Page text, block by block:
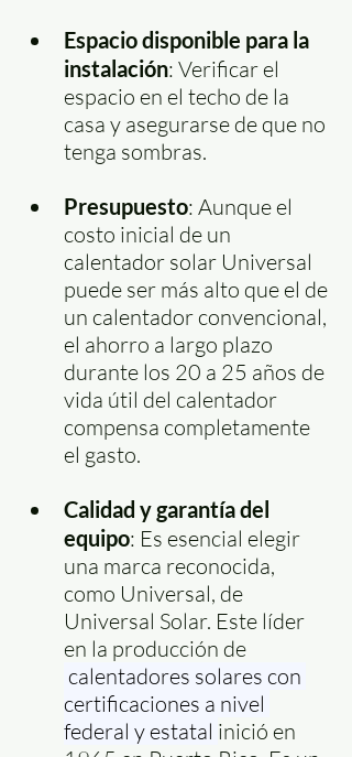
Espacio disponible para la
instalación: Verificar el
espacio en el techo de la
casa y asegurarse de que no
tenga sombras.
Presupuesto: Aunque el
costo inicial de un
calentador solar Universal
puede ser más alto que el de
un calentador convencional,
el ahorro a largo plazo
durante los 20 a 25 años de
vida útil del calentador
compensa completamente
el gasto.
Calidad y garantía del
equipo: Es esencial elegir
una marca reconocida,
como Universal, de
Universal Solar. Este líder
en la producción de
calentadores solares con
certificaciones a nivel
federal y estatal inició en